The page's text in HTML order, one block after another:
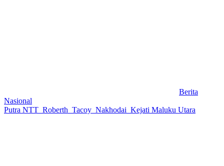
Berita
Nasional
Putra NTT Roberth Tacoy Nakhodai Kejati Maluku Utara